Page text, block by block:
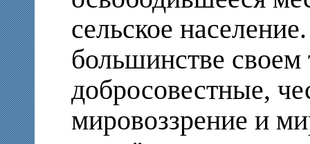
сельское
большинстве своем
добросовестные,
мировоззрение и